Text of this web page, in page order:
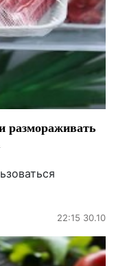
размораживать
22:15 30.10